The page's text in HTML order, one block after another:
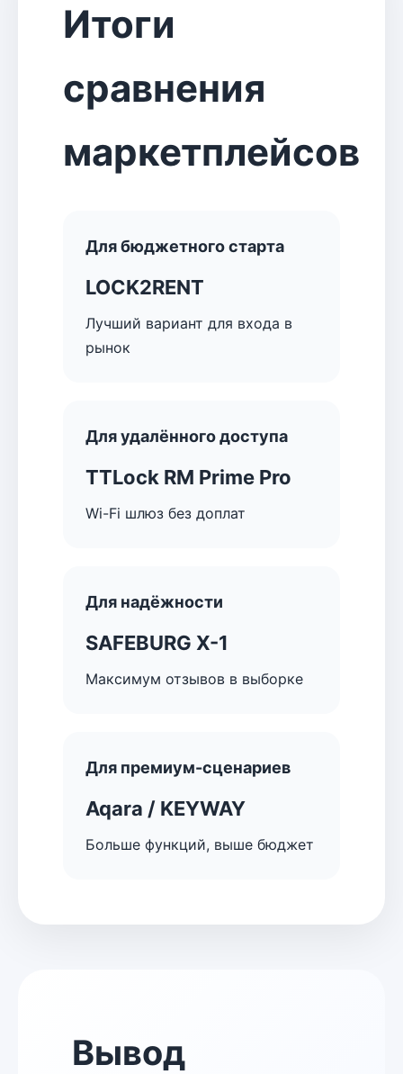
Итоги
сравнения
маркетплейсов
Для бюджетного старта
LOCK2RENT
Лучший вариант для входа в
рынок
Для удалённого доступа
TTLock RM Prime Pro
Wi-Fi шлюз без доплат
Для надёжности
SAFEBURG X-1
Максимум отзывов в выборке
Для премиум-сценариев
Aqara / KEYWAY
Больше функций, выше бюджет
Вывод